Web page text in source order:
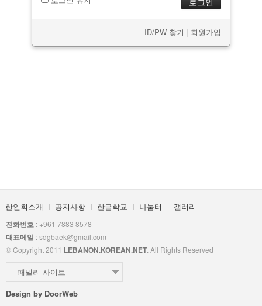
ID/PW 찾기 | 회원가입
한인회소개 공지사항 한글학교 나눔터 갤러리
전화번호 : +961 7883 8578
대표메일 : sdgbaek@gmail.com
© Copyright 2011 LEBANON.KOREAN.NET . All Rights Reserved
패밀리 사이트
Design by DoorWeb